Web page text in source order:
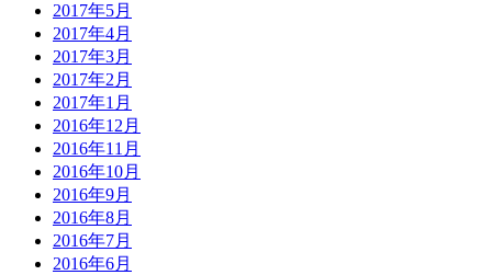
2017年5月
2017年4月
2017年3月
2017年2月
2017年1月
2016年12月
2016年11月
2016年10月
2016年9月
2016年8月
2016年7月
2016年6月